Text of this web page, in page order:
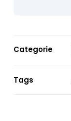
Categorie
Tags